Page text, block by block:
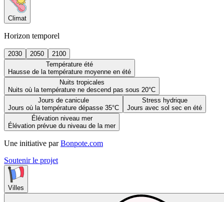
Climat
Horizon temporel
2030 2050
2100
Température été
Hausse de la température moyenne en été
Nuits tropicales
Nuits où la température ne descend pas sous 20°C
Jours de canicule
Jours où la température dépasse 35°C
Stress hydrique
Jours avec sol sec en été
Élévation niveau mer
Élévation prévue du niveau de la mer
Une initiative par Bonpote.com
Soutenir le projet
Villes